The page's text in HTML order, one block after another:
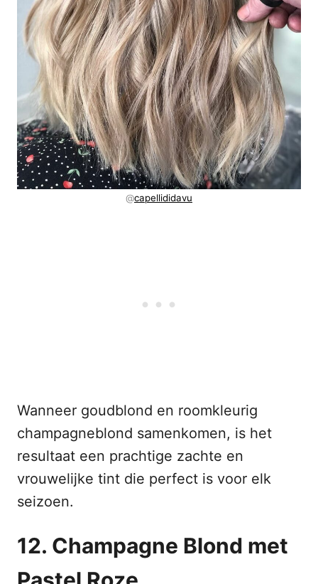
@capellididavu
Wanneer goudblond en roomkleurig
champagneblond samenkomen, is het
resultaat een prachtige zachte en
vrouwelijke tint die perfect is voor elk
seizoen.
12. Champagne Blond met